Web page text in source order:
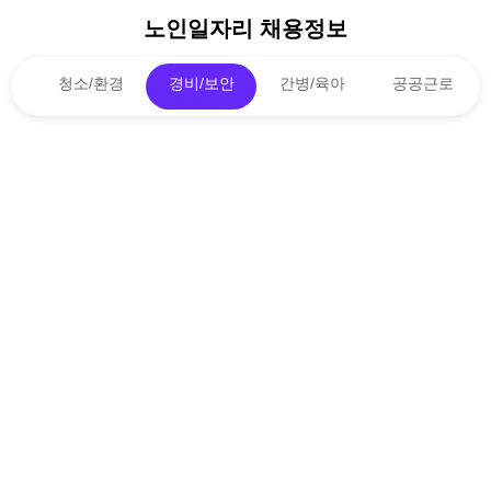
노인일자리 채용정보
청소/환경 경비/보안 간병/육아 공공근로